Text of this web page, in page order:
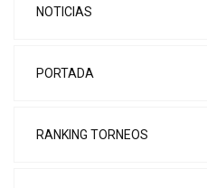
NOTICIAS
PORTADA
RANKING TORNEOS